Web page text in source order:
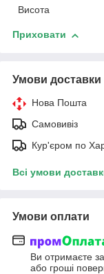
Висота
Приховати
Умови доставки
Нова Пошта
Самовивіз
Кур'єром по
Всі умови
Умови оплати
Ви отримаєте
або гроші